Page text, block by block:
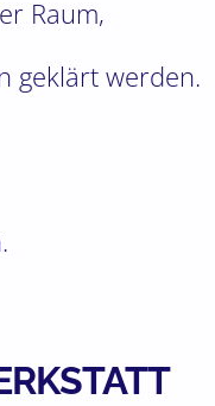
Raum,
geklärt werden.